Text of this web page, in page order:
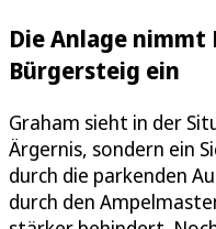
Die Anlage nimmt
Bürgersteig ein
Graham sieht in der
Ärgernis, sondern ein
durch die parkenden
durch den